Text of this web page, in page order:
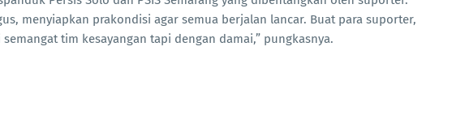
menyiapkan prakondisi agar semua berjalan lancar. Buat para suporter,
tim kesayangan tapi dengan damai,” pungkasnya.